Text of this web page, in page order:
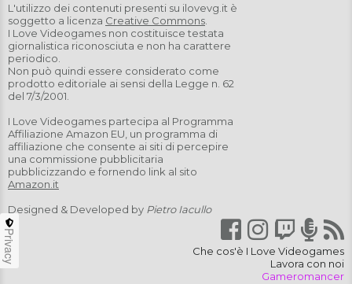
L'utilizzo dei contenuti presenti su ilovevg.it è
soggetto a licenza Creative Commons
I Love Videogames non costituisce testata
giornalistica riconosciuta e non ha carattere
periodico.
Non può quindi essere considerato come
prodotto editoriale ai sensi della Legge n. 62
del 7/3/2001.
I Love Videogames partecipa al Programma
Affiliazione Amazon EU, un programma di
affiliazione che consente ai siti di percepire
una commissione pubblicitaria
pubblicizzando e fornendo link al sito
Amazon.it
Designed & Developed by Pietro Iacullo
Che cos'è I Love Videogames
Lavora con noi
Gameromancer
Privacy